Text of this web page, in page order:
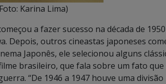
Karina Lima)
a fazer sucesso na década de
Depois, outros cineastas japoneses
Japonês, ele selecionou alguns
brasileiro, que fala sobre um fato
“De 1946 a 1947 houve uma